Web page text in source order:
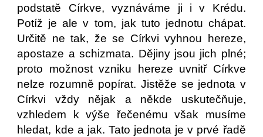
podstatě Církve, vyznáváme ji i v Krédu.
Potíž je ale v tom, jak tuto jednotu chápat.
Určitě ne tak, že se Církvi vyhnou hereze,
apostaze a schizmata. Dějiny jsou jich plné;
proto možnost vzniku hereze uvnitř Církve
nelze rozumně popírat. Jistěže se jednota v
Církvi vždy nějak a někde uskutečňuje,
vzhledem k výše řečenému však musíme
hledat, kde a jak. Tato jednota je v prvé řadě